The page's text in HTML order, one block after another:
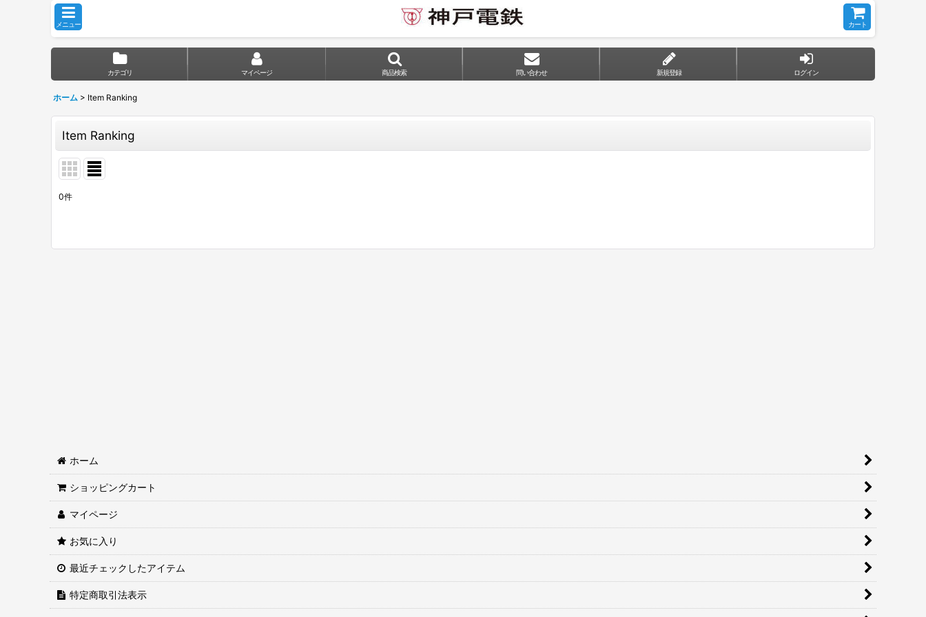
メニュー カート
カテゴリ マイページ 商品検索 問い合わせ 新規登録 ログイン
ホーム > Item Ranking
Item Ranking
0件
ホーム
ショッピングカート
マイページ
お気に入り
最近チェックしたアイテム
特定商取引法表示